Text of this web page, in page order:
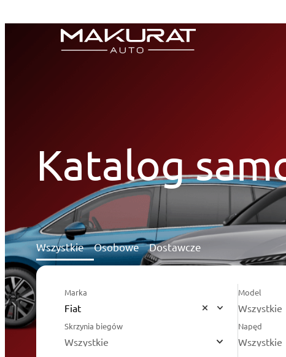
do
Katalog
Wszystkie Osobowe Dostawcze
Marka
Fiat
Model
Wszystkie
Skrzynia biegów
Wszystkie
Napęd
Wszystkie